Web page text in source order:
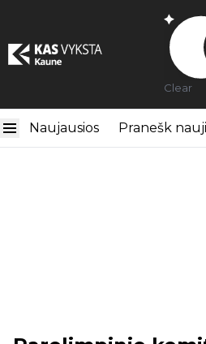
Clear
Naujausios Pranešk